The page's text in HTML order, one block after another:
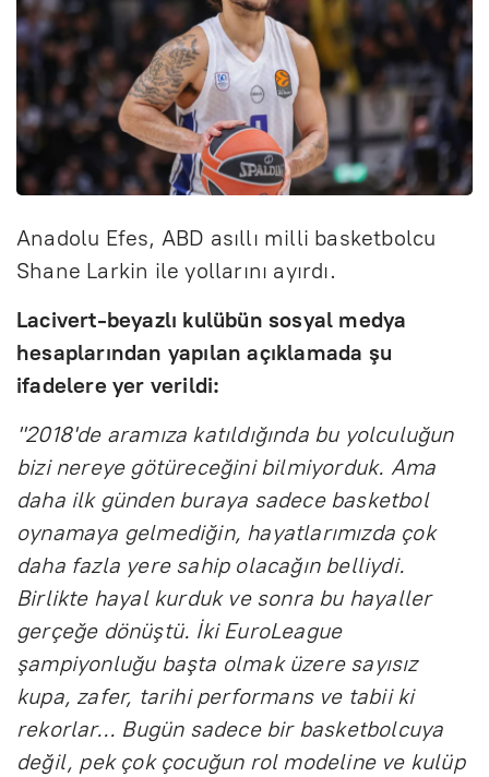
Anadolu Efes, ABD asıllı milli basketbolcu
Shane Larkin ile yollarını ayırdı.
Lacivert-beyazlı kulübün sosyal medya
hesaplarından yapılan açıklamada şu
ifadelere yer verildi:
"2018'de aramıza katıldığında bu yolculuğun
bizi nereye götüreceğini bilmiyorduk. Ama
daha ilk günden buraya sadece basketbol
oynamaya gelmediğin, hayatlarımızda çok
daha fazla yere sahip olacağın belliydi.
Birlikte hayal kurduk ve sonra bu hayaller
gerçeğe dönüştü. İki EuroLeague
şampiyonluğu başta olmak üzere sayısız
kupa, zafer, tarihi performans ve tabii ki
rekorlar... Bugün sadece bir basketbolcuya
değil, pek çok çocuğun rol modeline ve kulüp